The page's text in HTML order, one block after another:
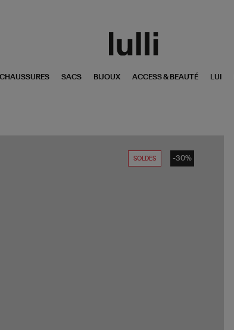
CHAUSSURES SACS BIJOUX ACCESS & BEAUTÉ LUI
SOLDES -30%